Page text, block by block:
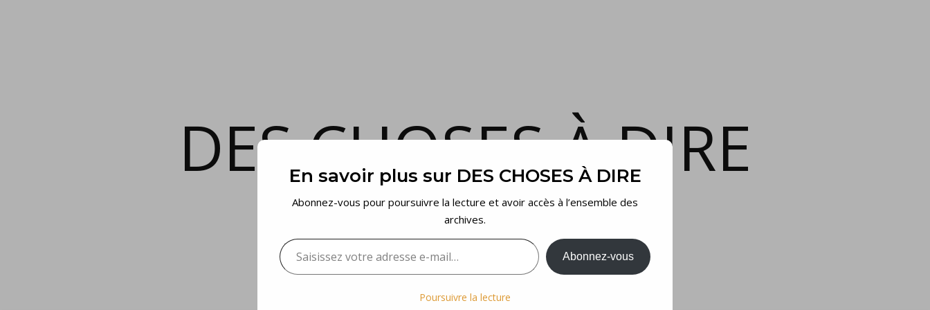
DES CHOSES À DIRE
et voilà…
En savoir plus sur DES CHOSES À DIRE
Abonnez-vous pour poursuivre la lecture et avoir accès à l’ensemble des
archives.
Saisissez votre adresse e-mail…
Abonnez-vous
Poursuivre la lecture